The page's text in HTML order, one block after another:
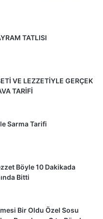
TATLISI
VE LEZZETİYLE GERÇEK
TARİFİ
Sarma Tarifi
Böyle 10 Dakikada
Bitti
Bir Oldu Özel Sosu